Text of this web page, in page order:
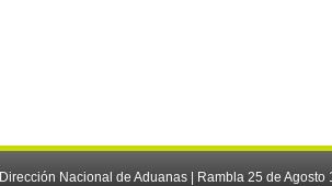
Dirección Nacional de Aduanas | Rambla 25 de